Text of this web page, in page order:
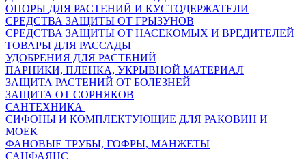
ОПОРЫ ДЛЯ РАСТЕНИЙ И КУСТОДЕРЖАТЕЛИ
СРЕДСТВА ЗАЩИТЫ ОТ ГРЫЗУНОВ
СРЕДСТВА ЗАЩИТЫ ОТ НАСЕКОМЫХ И ВРЕДИТЕЛЕЙ
ТОВАРЫ ДЛЯ РАССАДЫ
УДОБРЕНИЯ ДЛЯ РАСТЕНИЙ
ПАРНИКИ, ПЛЕНКА, УКРЫВНОЙ МАТЕРИАЛ
ЗАЩИТА РАСТЕНИЙ ОТ БОЛЕЗНЕЙ
ЗАЩИТА ОТ СОРНЯКОВ
САНТЕХНИКА
СИФОНЫ И КОМПЛЕКТУЮЩИЕ ДЛЯ РАКОВИН И
МОЕК
ФАНОВЫЕ ТРУБЫ, ГОФРЫ, МАНЖЕТЫ
САНФАЯНС